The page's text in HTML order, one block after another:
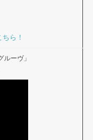
ら！
ーヴ」